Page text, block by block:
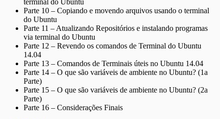
terminal do Ubuntu
Parte 10 – Copiando e movendo arquivos usando o terminal
do Ubuntu
Parte 11 – Atualizando Repositórios e instalando programas
via terminal do Ubuntu
Parte 12 – Revendo os comandos de Terminal do Ubuntu
14.04
Parte 13 – Comandos de Terminais úteis no Ubuntu 14.04
Parte 14 – O que são variáveis de ambiente no Ubuntu? (1a
Parte)
Parte 15 – O que são variáveis de ambiente no Ubuntu? (2a
Parte)
Parte 16 – Considerações Finais